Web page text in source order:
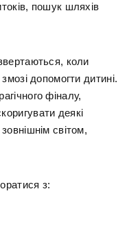
пошук шляхів
коли
допомогти дитині.
фіналу,
деякі
світом,
з: